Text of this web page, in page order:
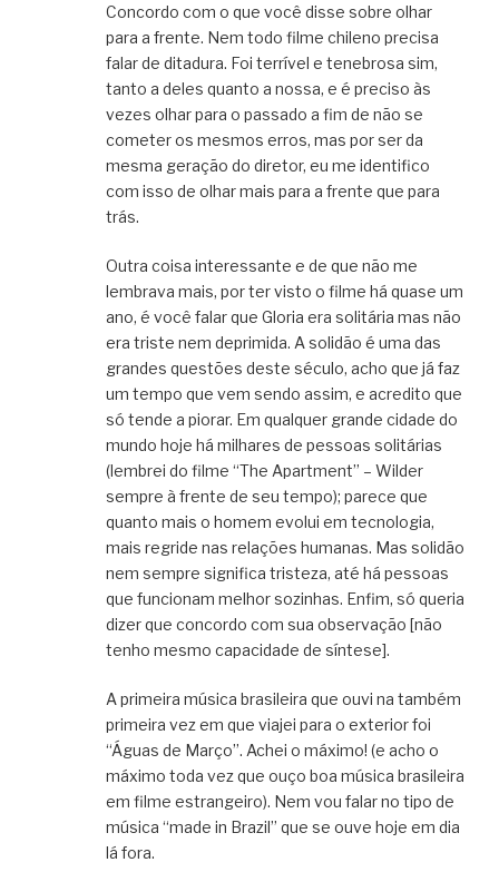
Concordo com o que você disse sobre olhar
para a frente. Nem todo filme chileno precisa
falar de ditadura. Foi terrível e tenebrosa sim,
tanto a deles quanto a nossa, e é preciso às
vezes olhar para o passado a fim de não se
cometer os mesmos erros, mas por ser da
mesma geração do diretor, eu me identifico
com isso de olhar mais para a frente que para
trás.
Outra coisa interessante e de que não me
lembrava mais, por ter visto o filme há quase um
ano, é você falar que Gloria era solitária mas não
era triste nem deprimida. A solidão é uma das
grandes questões deste século, acho que já faz
um tempo que vem sendo assim, e acredito que
só tende a piorar. Em qualquer grande cidade do
mundo hoje há milhares de pessoas solitárias
(lembrei do filme “The Apartment” – Wilder
sempre à frente de seu tempo); parece que
quanto mais o homem evolui em tecnologia,
mais regride nas relações humanas. Mas solidão
nem sempre significa tristeza, até há pessoas
que funcionam melhor sozinhas. Enfim, só queria
dizer que concordo com sua observação [não
tenho mesmo capacidade de síntese].
A primeira música brasileira que ouvi na também
primeira vez em que viajei para o exterior foi
“Águas de Março”. Achei o máximo! (e acho o
máximo toda vez que ouço boa música brasileira
em filme estrangeiro). Nem vou falar no tipo de
música “made in Brazil” que se ouve hoje em dia
lá fora.